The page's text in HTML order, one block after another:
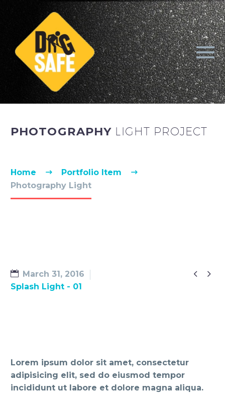
PHOTOGRAPHY LIGHT PROJECT
Home
Portfolio Item
Photography Light
 
March 31, 2016
Splash Light - 01
Lorem ipsum dolor sit amet, consectetur
adipisicing elit, sed do eiusmod tempor
incididunt ut labore et dolore magna aliqua.